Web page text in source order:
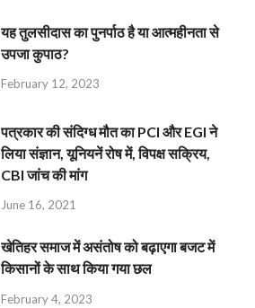
यह तुलसीदास का पुनर्पाठ है या आत्महीनता से
उपजा कुपाठ?
February 12, 2023
पत्रकार की संदिग्ध मौत का PCI और EGI ने
लिया संज्ञान, यूनियनें रोष में, विपक्ष सक्रिय,
CBI जांच की मांग
June 16, 2021
खेतिहर समाज में असंतोष को बढ़ाएगा बजट में
किसानों के साथ किया गया छल
February 4, 2023